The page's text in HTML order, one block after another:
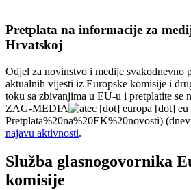
Pretplata na informacije za
Hrvatskoj
Odjel za novinstvo i medije svakodnevno
aktualnih vijesti iz Europske komisije i
toku sa zbivanjima u EU-u i pretplatite se
ZAG-MEDIA
ec [dot] europa [dot] eu
Pretplata%20na%20EK%20novosti)
najavu aktivnosti.
Služba glasnogovornika
komisije